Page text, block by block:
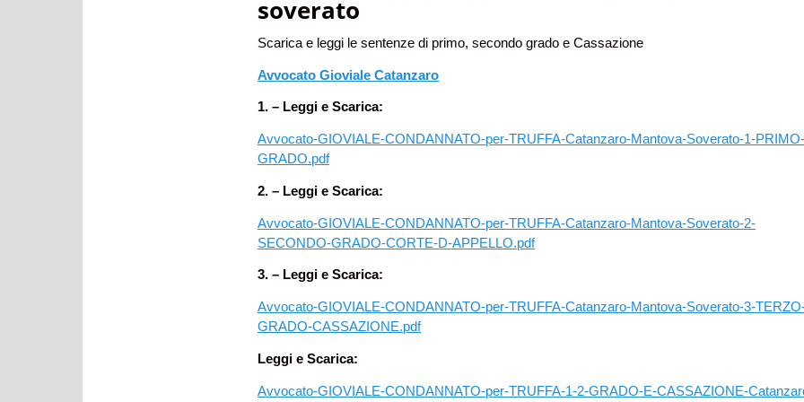
soverato
Scarica e leggi le sentenze di primo, secondo grado e Cassazione
Avvocato Gioviale Catanzaro
1. – Leggi e Scarica:
Avvocato-GIOVIALE-CONDANNATO-per-TRUFFA-Catanzaro-Mantova-Soverato-1-PRIMO-
GRADO.pdf
2. – Leggi e Scarica:
Avvocato-GIOVIALE-CONDANNATO-per-TRUFFA-Catanzaro-Mantova-Soverato-2-
SECONDO-GRADO-CORTE-D-APPELLO.pdf
3. – Leggi e Scarica:
Avvocato-GIOVIALE-CONDANNATO-per-TRUFFA-Catanzaro-Mantova-Soverato-3-
GRADO-CASSAZIONE.pdf
Leggi e Scarica:
Avvocato-GIOVIALE-CONDANNATO-per-TRUFFA-1-2-GRADO-E-CASSAZIONE-